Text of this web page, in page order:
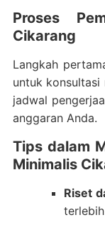
Proses
Cikarang
Langkah
untuk konsultasi
jadwal
anggaran Anda.
Tips dalam
Minimalis
Riset